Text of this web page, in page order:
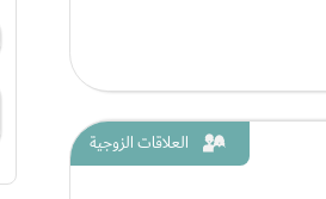
العلاقات الزوجية